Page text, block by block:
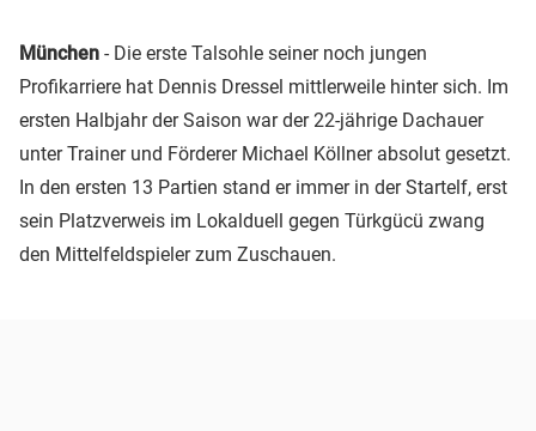
München - Die erste Talsohle seiner noch jungen
Profikarriere hat Dennis Dressel mittlerweile hinter sich. Im
ersten Halbjahr der Saison war der 22-jährige Dachauer
unter Trainer und Förderer Michael Köllner absolut gesetzt.
In den ersten 13 Partien stand er immer in der Startelf, erst
sein Platzverweis im Lokalduell gegen Türkgücü zwang
den Mittelfeldspieler zum Zuschauen.